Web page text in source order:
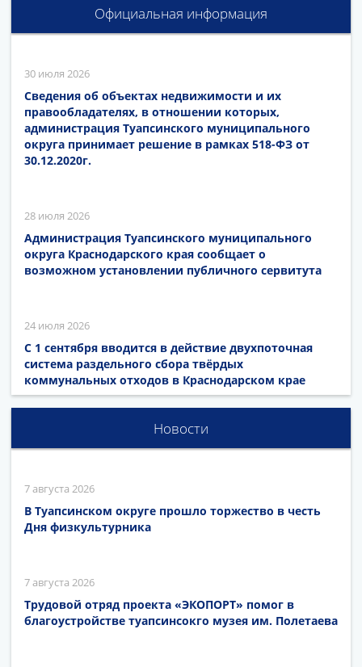
Официальная информация
30 июля 2026
Сведения об объектах недвижимости и их
правообладателях, в отношении которых,
администрация Туапсинского муниципального
округа принимает решение в рамках 518-ФЗ от
30.12.2020г.
28 июля 2026
Администрация Туапсинского муниципального
округа Краснодарского края сообщает о
возможном установлении публичного сервитута
24 июля 2026
С 1 сентября вводится в действие двухпоточная
система раздельного сбора твёрдых
коммунальных отходов в Краснодарском крае
Новости
7 августа 2026
В Туапсинском округе прошло торжество в честь
Дня физкультурника
7 августа 2026
Трудовой отряд проекта «ЭКОПОРТ» помог в
благоустройстве туапсинсокго музея им. Полетаева